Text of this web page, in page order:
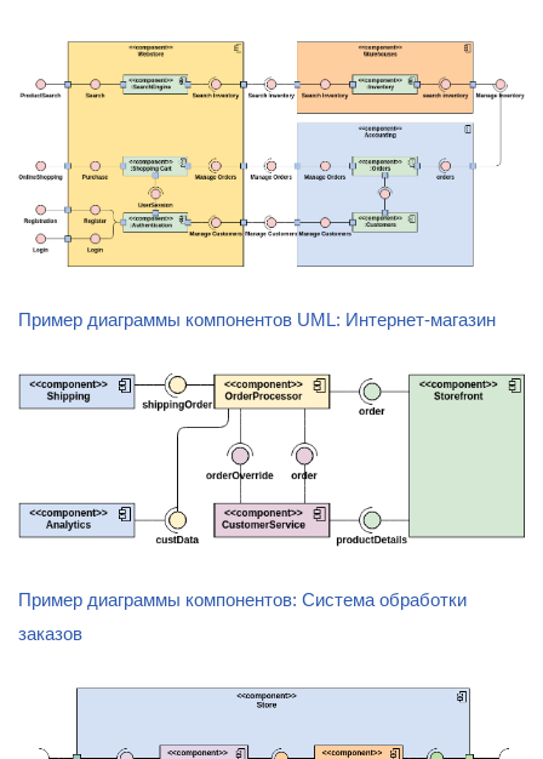
Пример диаграммы компонентов UML: Интернет-магазин
Пример диаграммы компонентов: Система обработки
заказов